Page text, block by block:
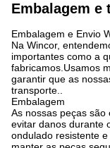
Embalagem e
Embalagem e Envio
Na Wincor,
importantes como a
fabricamos.Usamos
garantir que as
transporte..
Embalagem
As nossas peças são
evitar danos durante
ondulado resistente